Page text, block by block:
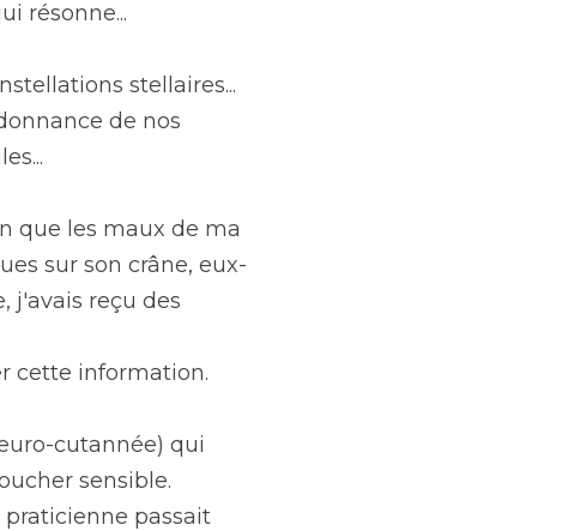
résonne...
stellaires...
de nos
que les maux de ma
sur son crâne, eux-
j'avais reçu des
cette information.
cutannée) qui
sensible.
passait